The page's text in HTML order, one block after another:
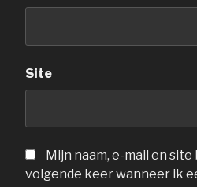
Site
Mijn naam, e-mail en
volgende keer wanneer ik